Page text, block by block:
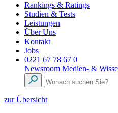
Rankings & Ratings
Studien & Tests
Leistungen
Über Uns
Kontakt
Jobs
0221 67 78 67 0
Newsroom Medien- &
zur Übersicht